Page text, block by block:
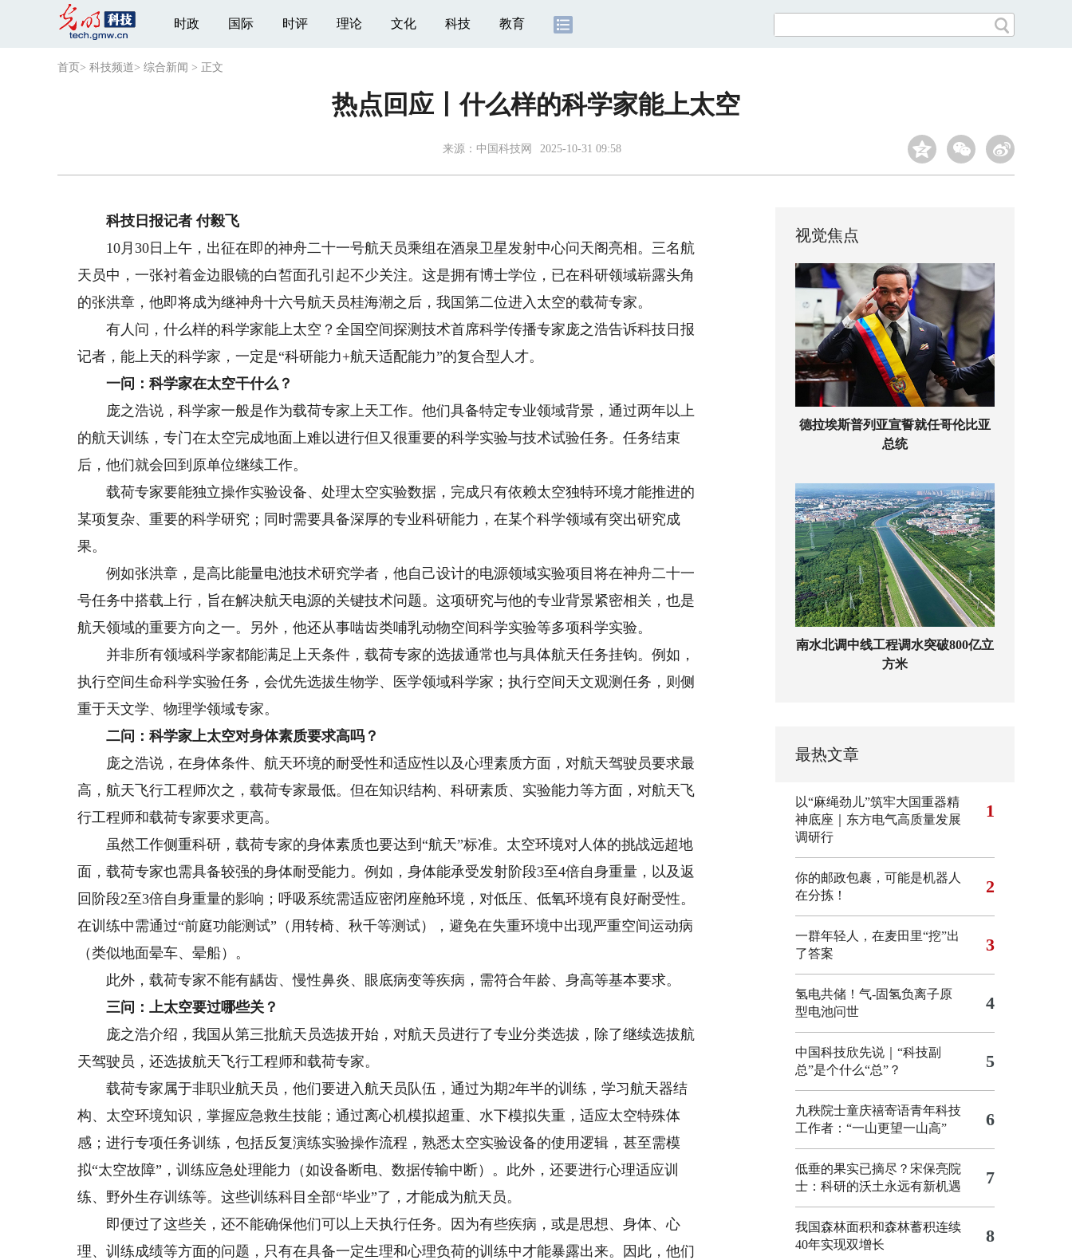
时政 国际 时评 理论 文化 科技 教育
首页 > 科技频道> 综合新闻 > 正文
热点回应丨什么样的科学家能上太空
来源： 中国科技网 2025-10-31 09:58
科技日报记者 付毅飞
10月30日上午，出征在即的神舟二十一号航天员乘组在酒泉卫星发射中心问天阁亮相。三名航
天员中，一张衬着金边眼镜的白皙面孔引起不少关注。这是拥有博士学位，已在科研领域崭露头角
的张洪章，他即将成为继神舟十六号航天员桂海潮之后，我国第二位进入太空的载荷专家。
有人问，什么样的科学家能上太空？全国空间探测技术首席科学传播专家庞之浩告诉科技日报
记者，能上天的科学家，一定是“科研能力+航天适配能力”的复合型人才。
一问：科学家在太空干什么？
庞之浩说，科学家一般是作为载荷专家上天工作。他们具备特定专业领域背景，通过两年以上
的航天训练，专门在太空完成地面上难以进行但又很重要的科学实验与技术试验任务。任务结束
后，他们就会回到原单位继续工作。
载荷专家要能独立操作实验设备、处理太空实验数据，完成只有依赖太空独特环境才能推进的
某项复杂、重要的科学研究；同时需要具备深厚的专业科研能力，在某个科学领域有突出研究成
果。
例如张洪章，是高比能量电池技术研究学者，他自己设计的电源领域实验项目将在神舟二十一
号任务中搭载上行，旨在解决航天电源的关键技术问题。这项研究与他的专业背景紧密相关，也是
航天领域的重要方向之一。另外，他还从事啮齿类哺乳动物空间科学实验等多项科学实验。
并非所有领域科学家都能满足上天条件，载荷专家的选拔通常也与具体航天任务挂钩。例如，
执行空间生命科学实验任务，会优先选拔生物学、医学领域科学家；执行空间天文观测任务，则侧
重于天文学、物理学领域专家。
二问：科学家上太空对身体素质要求高吗？
庞之浩说，在身体条件、航天环境的耐受性和适应性以及心理素质方面，对航天驾驶员要求最
高，航天飞行工程师次之，载荷专家最低。但在知识结构、科研素质、实验能力等方面，对航天飞
行工程师和载荷专家要求更高。
虽然工作侧重科研，载荷专家的身体素质也要达到“航天”标准。太空环境对人体的挑战远超地
面，载荷专家也需具备较强的身体耐受能力。例如，身体能承受发射阶段3至4倍自身重量，以及返
回阶段2至3倍自身重量的影响；呼吸系统需适应密闭座舱环境，对低压、低氧环境有良好耐受性。
在训练中需通过“前庭功能测试”（用转椅、秋千等测试），避免在失重环境中出现严重空间运动病
（类似地面晕车、晕船）。
此外，载荷专家不能有龋齿、慢性鼻炎、眼底病变等疾病，需符合年龄、身高等基本要求。
三问：上太空要过哪些关？
庞之浩介绍，我国从第三批航天员选拔开始，对航天员进行了专业分类选拔，除了继续选拔航
天驾驶员，还选拔航天飞行工程师和载荷专家。
载荷专家属于非职业航天员，他们要进入航天员队伍，通过为期2年半的训练，学习航天器结
构、太空环境知识，掌握应急救生技能；通过离心机模拟超重、水下模拟失重，适应太空特殊体
感；进行专项任务训练，包括反复演练实验操作流程，熟悉太空实验设备的使用逻辑，甚至需模
拟“太空故障”，训练应急处理能力（如设备断电、数据传输中断）。此外，还要进行心理适应训
练、野外生存训练等。这些训练科目全部“毕业”了，才能成为航天员。
即便过了这些关，还不能确保他们可以上天执行任务。因为有些疾病，或是思想、身体、心
理、训练成绩等方面的问题，只有在具备一定生理和心理负荷的训练中才能暴露出来。因此，他们
视觉焦点
德拉埃斯普列亚宣誓就任哥伦比亚
总统
南水北调中线工程调水突破800亿立
方米
最热文章
以“麻绳劲儿”筑牢大国重器精
神底座｜东方电气高质量发展
调研行
1
你的邮政包裹，可能是机器人
在分拣！
2
一群年轻人，在麦田里“挖”出
了答案
3
氢电共储！气-固氢负离子原
型电池问世
4
中国科技欣先说｜“科技副
总”是个什么“总”？
5
九秩院士童庆禧寄语青年科技
工作者：“一山更望一山高”
6
低垂的果实已摘尽？宋保亮院
士：科研的沃土永远有新机遇
7
我国森林面积和森林蓄积连续
40年实现双增长
8